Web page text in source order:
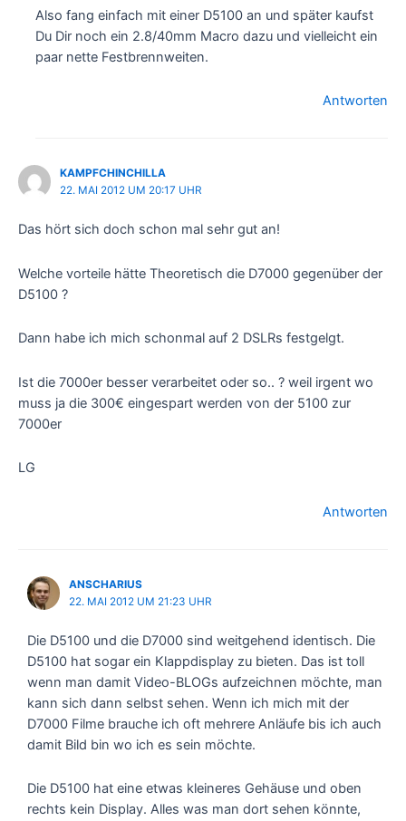
Also fang einfach mit einer D5100 an und später kaufst
Du Dir noch ein 2.8/40mm Macro dazu und vielleicht ein
paar nette Festbrennweiten.
Antworten
KAMPFCHINCHILLA
22. MAI 2012 UM 20:17 UHR
Das hört sich doch schon mal sehr gut an!
Welche vorteile hätte Theoretisch die D7000 gegenüber der
D5100 ?
Dann habe ich mich schonmal auf 2 DSLRs festgelgt.
Ist die 7000er besser verarbeitet oder so.. ? weil irgent wo
muss ja die 300€ eingespart werden von der 5100 zur
7000er
LG
Antworten
ANSCHARIUS
22. MAI 2012 UM 21:23 UHR
Die D5100 und die D7000 sind weitgehend identisch. Die
D5100 hat sogar ein Klappdisplay zu bieten. Das ist toll
wenn man damit Video-BLOGs aufzeichnen möchte, man
kann sich dann selbst sehen. Wenn ich mich mit der
D7000 Filme brauche ich oft mehrere Anläufe bis ich auch
damit Bild bin wo ich es sein möchte.
Die D5100 hat eine etwas kleineres Gehäuse und oben
rechts kein Display. Alles was man dort sehen könnte,